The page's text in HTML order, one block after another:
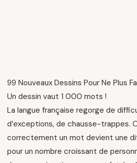
99 Nouveaux Dessins Pour Ne Plus
Un dessin vaut 1 000 mots !
La langue française regorge de
d’exceptions, de chausse-trappes.
correctement un mot devient une
pour un nombre croissant de